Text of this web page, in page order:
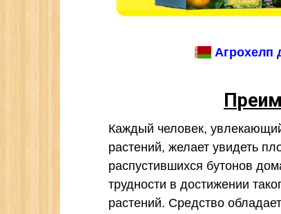
Агрохелп
Каждый человек,
растений, желает увидеть
распустившихся бутонов
трудности в достижении
растений. Средство